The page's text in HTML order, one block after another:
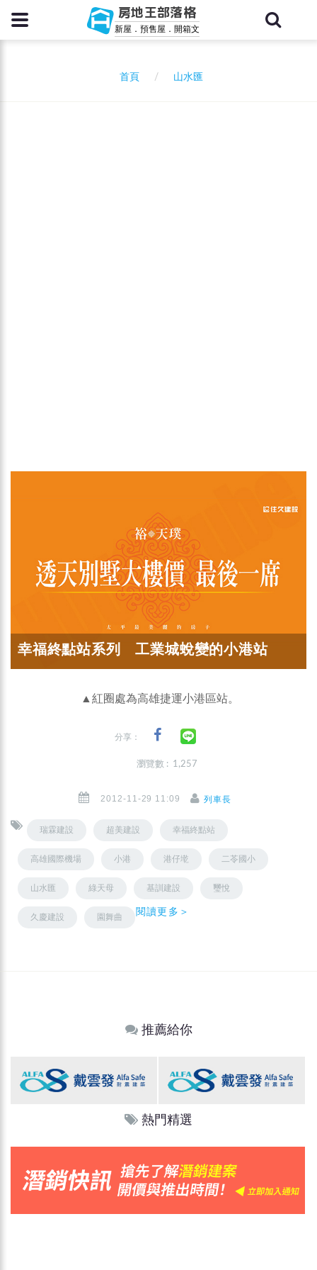
房地王部落格
新屋．預售屋．開箱文
首頁 山水匯
幸福終點站系列 工業城蛻變的小港站
▲紅圈處為高雄捷運小港區站。
分享：
瀏覽數 : 1,257
2012-11-29 11:09 列車長
瑞霖建設 超美建設 幸福終點站
高雄國際機場 小港 港仔墘 二苓國小
山水匯 綠天母 基訓建設 璽悅
久慶建設 園舞曲 閱讀更多＞
推薦給你
熱門精選